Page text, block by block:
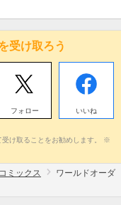
受け取ろう
フォロー いいね
け取ることをお勧めします。 ※
ミックス
ワールドオーダ